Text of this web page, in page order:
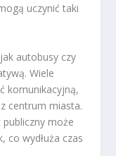
uczynić taki
autobusy czy
Wiele
komunikacyjną,
centrum miasta.
może
co wydłuża czas